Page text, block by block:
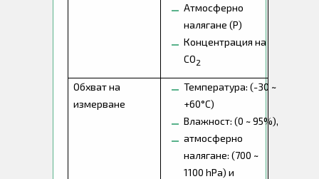
Атмосферно
налягане (P)
Концентрация на
CO2
Обхват на
измерване
Температура: (-30 ~
+60°C)
Влажност: (0 ~ 95%),
атмосферно
налягане: (700 ~
1100 hPa) и